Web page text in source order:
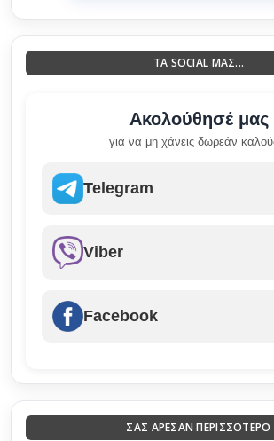
ΤΑ SOCIAL ΜΑΣ...
Ακολούθησέ μας
για να μη χάνεις δωρεάν
Telegram
Viber
Facebook
ΣΑΣ ΑΡΕΣΑΝ ΠΕΡΙΣΣΟΤΕΡΟ